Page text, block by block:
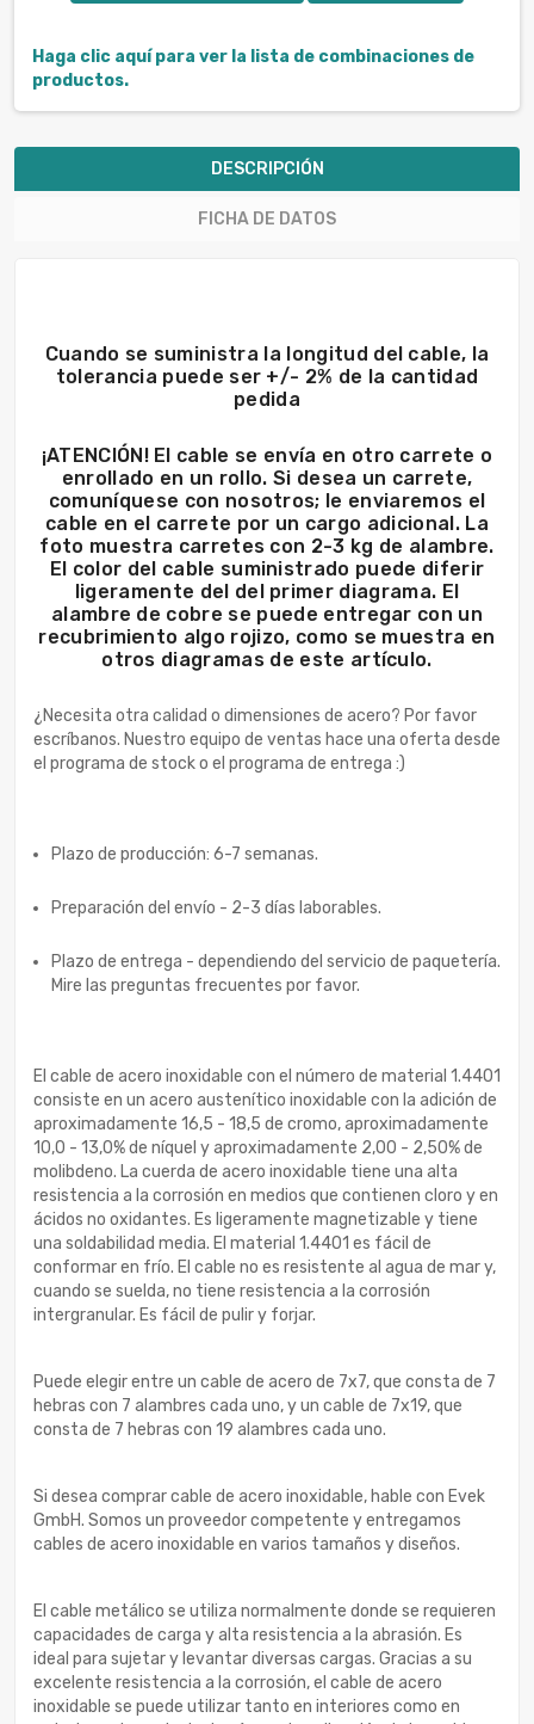
Haga clic aquí para ver la lista de combinaciones de
productos.
DESCRIPCIÓN
FICHA DE DATOS
Cuando se suministra la longitud del cable, la
tolerancia puede ser +/- 2% de la cantidad
pedida
¡ATENCIÓN! El cable se envía en otro carrete o
enrollado en un rollo. Si desea un carrete,
comuníquese con nosotros; le enviaremos el
cable en el carrete por un cargo adicional. La
foto muestra carretes con 2-3 kg de alambre.
El color del cable suministrado puede diferir
ligeramente del del primer diagrama. El
alambre de cobre se puede entregar con un
recubrimiento algo rojizo, como se muestra en
otros diagramas de este artículo.
¿Necesita otra calidad o dimensiones de acero? Por favor
escríbanos. Nuestro equipo de ventas hace una oferta desde
el programa de stock o el programa de entrega :)
Plazo de producción: 6-7 semanas.
Preparación del envío - 2-3 días laborables.
Plazo de entrega - dependiendo del servicio de paquetería.
Mire las preguntas frecuentes por favor.
El cable de acero inoxidable con el número de material 1.4401
consiste en un acero austenítico inoxidable con la adición de
aproximadamente 16,5 - 18,5 de cromo, aproximadamente
10,0 - 13,0% de níquel y aproximadamente 2,00 - 2,50% de
molibdeno. La cuerda de acero inoxidable tiene una alta
resistencia a la corrosión en medios que contienen cloro y en
ácidos no oxidantes. Es ligeramente magnetizable y tiene
una soldabilidad media. El material 1.4401 es fácil de
conformar en frío. El cable no es resistente al agua de mar y,
cuando se suelda, no tiene resistencia a la corrosión
intergranular. Es fácil de pulir y forjar.
Puede elegir entre un cable de acero de 7x7, que consta de 7
hebras con 7 alambres cada uno, y un cable de 7x19, que
consta de 7 hebras con 19 alambres cada uno.
Si desea comprar cable de acero inoxidable, hable con Evek
GmbH. Somos un proveedor competente y entregamos
cables de acero inoxidable en varios tamaños y diseños.
El cable metálico se utiliza normalmente donde se requieren
capacidades de carga y alta resistencia a la abrasión. Es
ideal para sujetar y levantar diversas cargas. Gracias a su
excelente resistencia a la corrosión, el cable de acero
inoxidable se puede utilizar tanto en interiores como en